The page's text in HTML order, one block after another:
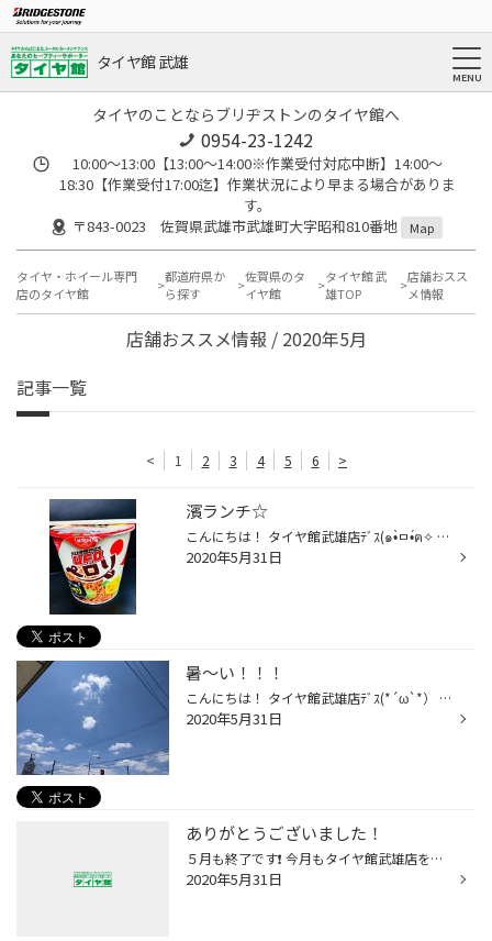
タイヤ館 武雄
タイヤのことならブリヂストンのタイヤ館へ
0954-23-1242
10:00～13:00【13:00～14:00※作業受付対応中断】14:00～
18:30【作業受付17:00迄】作業状況により早まる場合がありま
す。
〒843-0023 佐賀県武雄市武雄町大字昭和810番地
Map
タイヤ・ホイール専門
店のタイヤ館
都道府県か
ら探す
佐賀県のタ
イヤ館
タイヤ館 武
雄TOP
店舗おスス
メ情報
店舗おススメ情報 / 2020年5月
記事一覧
< 1 2 3 4 5 6 >
濱ランチ☆
こんにちは！ タイヤ館武雄店ﾃﾞｽ(๑•̀ㅁ•́ฅ✧ 今日の濱ランチは、これ⤵︎ ⤵︎ 日清食品の 【★日清焼きそば★】U.F.O.ペロリです。 このフレーズが気になって即買い(^^) 本日も美味しく頂きました✩.*˚
2020年5月31日
暑～い！！！
こんにちは！ タイヤ館武雄店ﾃﾞｽ(*´ω`*） 皆さま、体調崩されていませんか？ お日さまが元気に照らしてくれているおかげで ワレ、汗が(;'∀') あち~！！！！ほんと暑い！！！ 今日も元気にフルメンバーで タイヤ館武雄店営業しております(*^^)v
2020年5月31日
ありがとうございました！
５月も終了です❗️ 今月もタイヤ館武雄店をご利用いただき、誠に有難う御座いました。 コロナの影響で、皆様にはご不便をお掛けしておりますが、出来る限りみなさまのカーライフのお役に立てるよう、スタッフ一同頑張りますので６月もヨロシクお願い致します‼️
2020年5月31日